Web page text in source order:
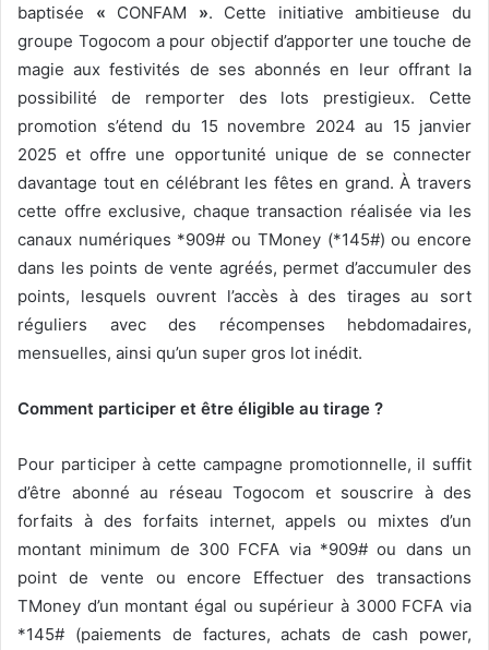
c
o
u
r
r
i
e
l
baptisée « CONFAM ». Cette initiative ambitieuse du
groupe Togocom a pour objectif d’apporter une touche de
magie aux festivités de ses abonnés en leur offrant la
possibilité de remporter des lots prestigieux. Cette
promotion s’étend du 15 novembre 2024 au 15 janvier
2025 et offre une opportunité unique de se connecter
davantage tout en célébrant les fêtes en grand. À travers
cette offre exclusive, chaque transaction réalisée via les
canaux numériques *909# ou TMoney (*145#) ou encore
dans les points de vente agréés, permet d’accumuler des
points, lesquels ouvrent l’accès à des tirages au sort
réguliers avec des récompenses hebdomadaires,
mensuelles, ainsi qu’un super gros lot inédit.
Comment participer et être éligible au tirage ?
Pour participer à cette campagne promotionnelle, il suffit
d’être abonné au réseau Togocom et souscrire à des
forfaits à des forfaits internet, appels ou mixtes d’un
montant minimum de 300 FCFA via *909# ou dans un
point de vente ou encore Effectuer des transactions
TMoney d’un montant égal ou supérieur à 3000 FCFA via
*145# (paiements de factures, achats de cash power,